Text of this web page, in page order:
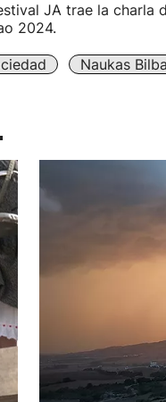
JA trae la charla
2024.
Naukas